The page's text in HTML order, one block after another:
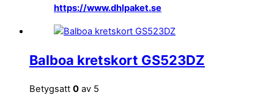
https://www.dhlpaket.se
Balboa kretskort GS523DZ
Betygsatt 0 av 5